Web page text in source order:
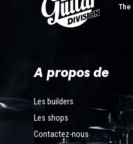
The
A propos de
Les builders
Les shops
Contactez-nous